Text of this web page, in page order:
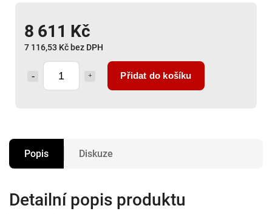
8 611 Kč
7 116,53 Kč bez DPH
Přidat do košíku
Popis Diskuze
Detailní popis produktu